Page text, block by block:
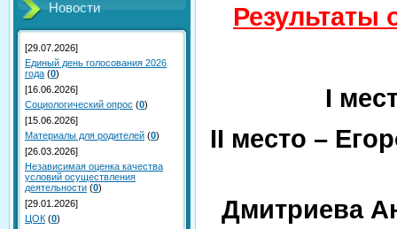
Новости
[29.07.2026]
Единый день голосования 2026
года (0)
[16.06.2026]
Социологический опрос (0)
[15.06.2026]
Материалы для родителей (0)
[26.03.2026]
Независимая оценка качества
условий осуществления
деятельности (0)
[29.01.2026]
ЦОК (0)
Результаты
I
II место –
Дмитриева